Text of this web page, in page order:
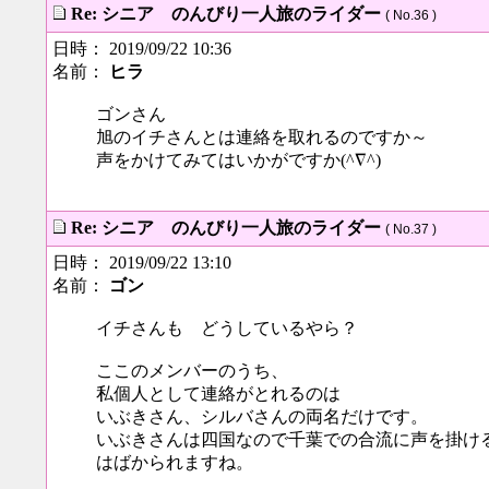
Re: シニア のんびり一人旅のライダー ( No.36 )
日時： 2019/09/22 10:36
名前：
ヒラ
ゴンさん
旭のイチさんとは連絡を取れるのですか～
声をかけてみてはいかがですか(^∇^)
Re: シニア のんびり一人旅のライダー ( No.37 )
日時： 2019/09/22 13:10
名前：
ゴン
イチさんも どうしているやら？
ここのメンバーのうち、
私個人として連絡がとれるのは
いぶきさん、シルバさんの両名だけです。
いぶきさんは四国なので千葉での合流に声を掛け
はばかられますね。